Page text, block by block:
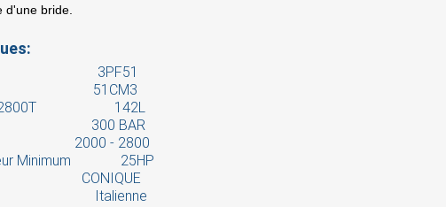
d'une bride.
3PF51
51CM3
à 2800T 142L
300 BAR
2000 - 2800
Minimum 25HP
Italienne